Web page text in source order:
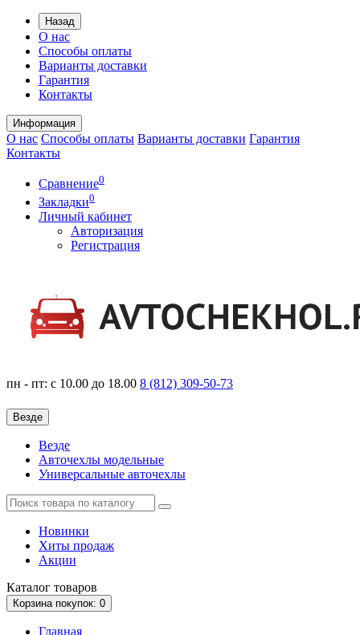
Назад
О нас
Способы оплаты
Варианты доставки
Гарантия
Контакты
Информация
О нас Способы оплаты Варианты доставки Гарантия
Контакты
Сравнение0
Закладки0
Личный кабинет
Авторизация
Регистрация
пн - пт: с 10.00 до 18.00 8 (812) 309-50-73
Везде
Везде
Авточехлы модельные
Универсальные авточехлы
Новинки
Хиты продаж
Акции
Каталог товаров
Корзина покупок: 0
Главная